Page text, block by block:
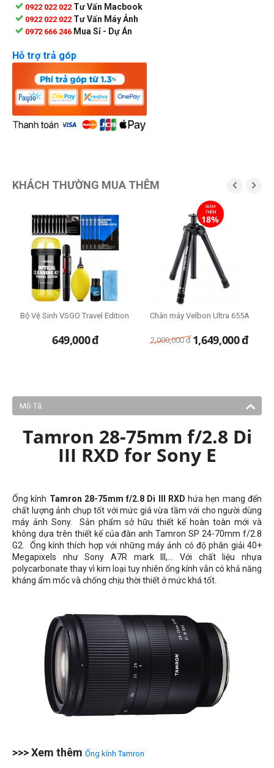
0922 022 022 Tư Vấn Macbook
0922 022 022 Tư Vấn Máy Ảnh
0972 666 246 Mua Sỉ - Dự Án
Hỗ trợ trả góp
KHÁCH THƯỜNG MUA THÊM  
Bộ Vệ Sinh VSGO Travel Edition
649,000đ
GIẢM
THÊM
18%
Chân máy Velbon Ultra 655A
2,000,000 đ 1,649,000đ
Mô Tả
Tamron 28-75mm f/2.8 Di
III RXD for Sony E
Ống kính Tamron 28-75mm f/2.8 Di III RXD hứa hẹn mang đến
chất lượng ảnh chụp tốt với mức giá vừa tầm với cho người dùng
máy ảnh Sony.
Sản phẩm sở hữu thiết kế hoàn toàn mới và
không dựa trên thiết kế của đàn anh Tamron SP 24-70mm f/2.8
G2. Ống kính thích hợp với những máy ảnh có độ phân giải 40+
Megapixels như Sony A7R mark III,... Với chất liệu nhựa
polycarbonate thay vì kim loại tuy nhiên ống kính vẫn có khả năng
kháng ẩm mốc và chống chịu thời thiết ở mức khá tốt.
>>> Xem thêm Ống kính Tamron